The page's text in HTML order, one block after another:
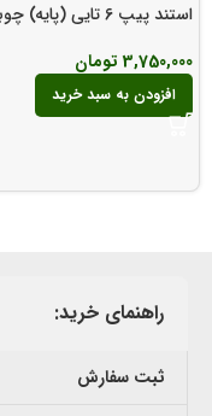
استند پیپ 6 تایی (پایه) چوبی
3,750,000 تومان
افزودن به سبد خرید
راهنمای خرید:
ثبت سفارش